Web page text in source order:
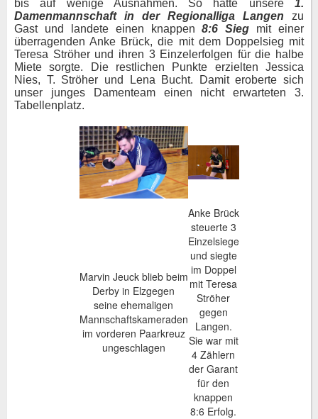
bis auf wenige Ausnahmen. So hatte unsere 1.
Damenmannschaft in der Regionalliga Langen zu
Gast und landete einen knappen8:6 Sieg mit einer
überragenden Anke Brück, die mit dem Doppelsieg mit
Teresa Ströher und ihren 3 Einzelerfolgen für die halbe
Miete sorgte. Die restlichen Punkte erzielten Jessica
Nies, T. Ströher und Lena Bucht. Damit eroberte sich
unser junges Damenteam einen nicht erwarteten 3.
Tabellenplatz.
Marvin Jeuck blieb beim
Derby in Elzgegen
seine ehemaligen
Mannschaftskameraden
im vorderen Paarkreuz
ungeschlagen
Anke Brück
steuerte 3
Einzelsiege
und siegte
im Doppel
mit Teresa
Ströher
gegen
Langen.
Sie war mit
4 Zählern
der Garant
für den
knappen
8:6 Erfolg.